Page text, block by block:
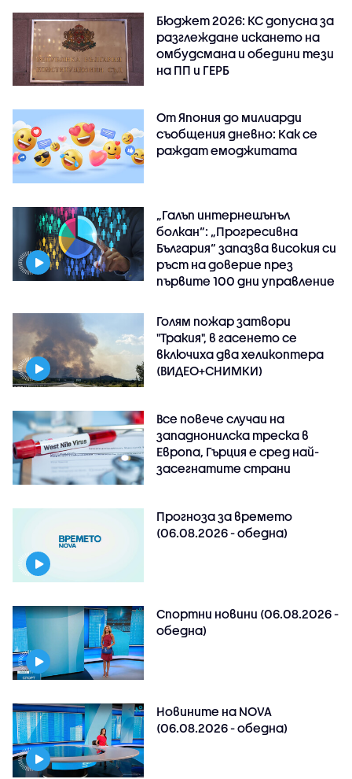
Бюджет 2026: КС допусна за
разглеждане искането на
омбудсмана и обедини тези
на ПП и ГЕРБ
От Япония до милиарди
съобщения дневно: Как се
раждат емоджитата
„Галъп интернешънъл
болкан“: „Прогресивна
България“ запазва високия си
ръст на доверие през
първите 100 дни управление
Голям пожар затвори
"Тракия", в гасенето се
включиха два хеликоптера
(ВИДЕО+СНИМКИ)
Все повече случаи на
западнонилска треска в
Европа, Гърция е сред най-
засегнатите страни
Прогноза за времето
(06.08.2026 - обедна)
Спортни новини (06.08.2026 -
обедна)
Новините на NOVA
(06.08.2026 - обедна)